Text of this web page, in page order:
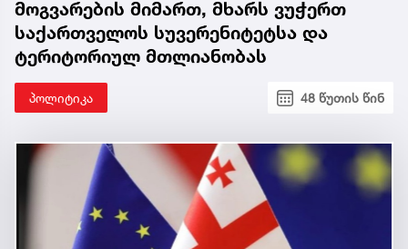
მოგვარების მიმართ, მხარს ვუჭერთ
საქართველოს სუვერენიტეტსა და
ტერიტორიულ მთლიანობას
პოლიტიკა 48 წუთის წინ